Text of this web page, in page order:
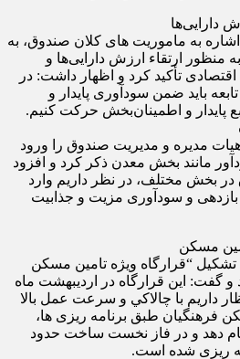
دارایی‌ها
به ماموریت های کلان صندوق، به
ارتقاء ارزش دارایی‌ها و
تأکید کرد و اظهار داشت: در
باید ضمن سودآوری پایدار و
پایدار و اطمینان‌بخش حرکت کنیم.
مدیره و مدیریت صندوق را ورود
مانند بخش معدن ذکر کرد و افزود
در بخش مختلف، در نظر داریم وارد
و سودآوری مزیت و جذابیت
مسکن
“قرارگاه ویژه تامین مسکن
گفت: این قرارگاه در اردیبهشت ماه
داریم با چالاكي و سرعت عمل بالا
فرهنگیان طبق برنامه ریزی ها،
دهد و در فاز نخست ساخت حدود